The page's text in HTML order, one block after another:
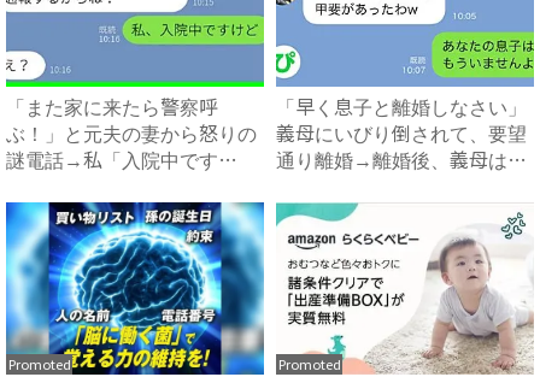
「また家に来たら警察呼
ぶ！」と元夫の妻から怒りの
謎電話→私「入院中です
「早く息子と離婚しなさい」
義母にいびり倒されて、要望
通り離婚→離婚後、義母は絶
Promoted Promoted